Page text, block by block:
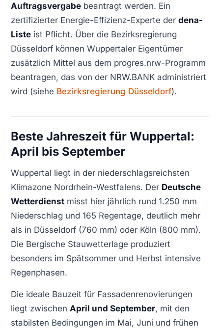
Auftragsvergabe beantragt werden. Ein
zertifizierter Energie-Effizienz-Experte der dena-
Liste ist Pflicht. Über die Bezirksregierung
Düsseldorf können Wuppertaler Eigentümer
zusätzlich Mittel aus dem progres.nrw-Programm
beantragen, das von der NRW.BANK administriert
wird (siehe Bezirksregierung Düsseldorf).
Beste Jahreszeit für Wuppertal:
April bis September
Wuppertal liegt in der niederschlagsreichsten
Klimazone Nordrhein-Westfalens. Der Deutsche
Wetterdienst misst hier jährlich rund 1.250 mm
Niederschlag und 165 Regentage, deutlich mehr
als in Düsseldorf (760 mm) oder Köln (800 mm).
Die Bergische Stauwetterlage produziert
besonders im Spätsommer und Herbst intensive
Regenphasen.
Die ideale Bauzeit für Fassadenrenovierungen
liegt zwischen April und September, mit den
stabilsten Bedingungen im Mai, Juni und frühen